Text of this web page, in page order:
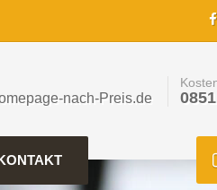
nach-Preis.de